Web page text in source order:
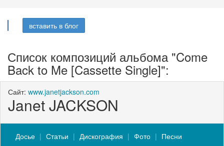
вставить в блог
Список композиций альбома "Come
Back to Me [Cassette Single]":
Сайт: www.janetjackson.com
Janet JACKSON
Досье Статьи Дискография Фото
Песни